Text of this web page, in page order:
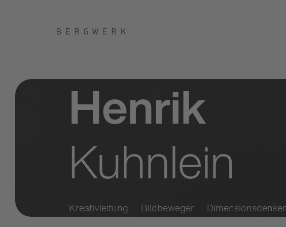
Henrik
Kuhnlein
Kreativleitung — Bildbeweger — Dimensionsdenker